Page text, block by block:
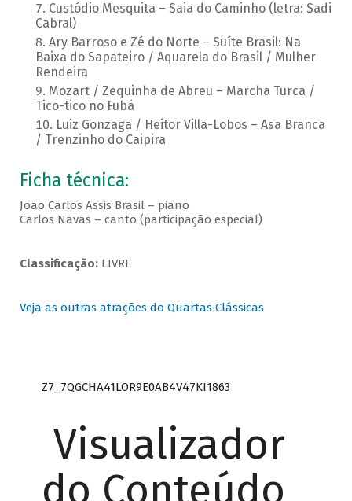
Custódio Mesquita – Saia do Caminho (letra: Sadi
Cabral)
Ary Barroso e Zé do Norte – Suíte Brasil: Na
Baixa do Sapateiro / Aquarela do Brasil / Mulher
Rendeira
Mozart / Zequinha de Abreu – Marcha Turca /
Tico-tico no Fubá
Luiz Gonzaga / Heitor Villa-Lobos – Asa Branca
/ Trenzinho do Caipira
Ficha técnica:
João Carlos Assis Brasil – piano
Carlos Navas – canto (participação especial)
Classificação:LIVRE
Veja as outras atrações do Quartas Clássicas
Z7_7QGCHA41LOR9E0AB4V47KI1863
Visualizador
do Conteúdo